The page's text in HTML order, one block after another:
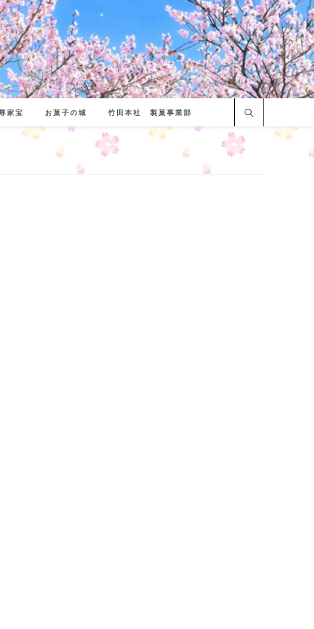
家宝 お菓子の城 竹田本社 製菓事業部